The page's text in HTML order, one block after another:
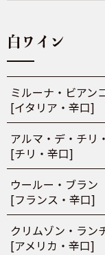
白ワイン
ミルーナ・ビアン
[イタリア・辛口]
アルマ・デ・チリ
[チリ・辛口]
ウールー・ブラン
[フランス・辛口]
クリムゾン・ラン
[アメリカ・辛口]